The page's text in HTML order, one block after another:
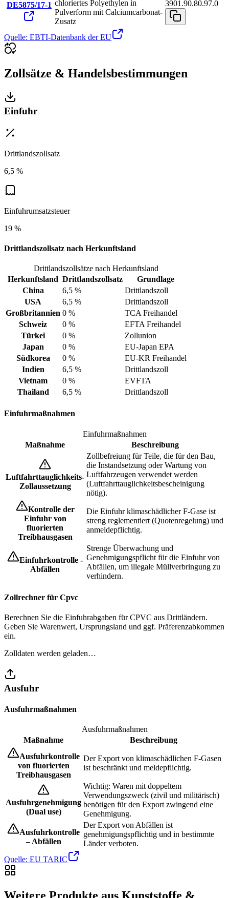
DE5875/17-1 chloriertes Polyethylen in
Pulverform mit Calciumcarbonat-
Zusatz
3901.90.80.97.0
Quelle: EBTI-Datenbank der EU
Zollsätze & Handelsbestimmungen
Einfuhr
Drittlandszollsatz
6,5 %
Einfuhrumsatzsteuer
19 %
Drittlandszollsatz nach Herkunftsland
Drittlandszollsätze nach Herkunftsland
Herkunftsland Drittlandszollsatz
Grundlage
China
6,5 %
Drittlandszoll
USA
6,5 %
Drittlandszoll
Großbritannien 0 %
TCA Freihandel
Schweiz
0 %
EFTA Freihandel
Türkei
0 %
Zollunion
Japan
0 %
EU-Japan EPA
Südkorea
0 %
EU-KR Freihandel
Indien
6,5 %
Drittlandszoll
Vietnam
0 %
EVFTA
Thailand
6,5 % Drittlandszoll
Einfuhrmaßnahmen
Einfuhrmaßnahmen
Maßnahme
Beschreibung
Luftfahrttauglichkeits-
Zollaussetzung
Zollbefreiung für Teile, die für den Bau,
die Instandsetzung oder Wartung von
Luftfahrzeugen verwendet werden
(Luftfahrttauglichkeitsbescheinigung
nötig).
Kontrolle der
Einfuhr von
fluorierten
Treibhausgasen
Die Einfuhr klimaschädlicher F-Gase ist
streng reglementiert (Quotenregelung) und
anmeldepflichtig.
Einfuhrkontrolle -
Abfällen
Strenge Überwachung und
Genehmigungspflicht für die Einfuhr von
Abfällen, um illegale Müllverbringung zu
verhindern.
Zollrechner für Cpvc
Berechnen Sie die Einfuhrabgaben für CPVC aus Drittländern.
Geben Sie Warenwert, Ursprungsland und ggf. Präferenzabkommen
ein.
Zolldaten werden geladen…
Ausfuhr
Ausfuhrmaßnahmen
Ausfuhrmaßnahmen
Maßnahme
Beschreibung
Ausfuhrkontrolle
von fluorierten
Treibhausgasen
Der Export von klimaschädlichen F-Gasen
ist beschränkt und meldepflichtig.
Ausfuhrgenehmigung
(Dual use)
Wichtig: Waren mit doppeltem
Verwendungszweck (zivil und militärisch)
benötigen für den Export zwingend eine
Genehmigung.
Ausfuhrkontrolle
– Abfällen
Der Export von Abfällen ist
genehmigungspflichtig und in bestimmte
Länder verboten.
Quelle: EU TARIC